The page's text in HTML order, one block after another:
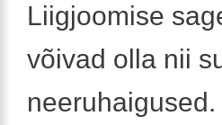
Liigjoomise
võivad olla nii